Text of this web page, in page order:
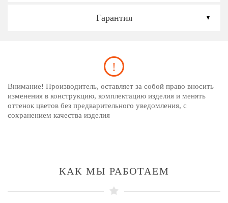
Гарантия
Внимание! Производитель, оставляет за собой право вносить
изменения в конструкцию, комплектацию изделия и менять
оттенок цветов без предварительного уведомления, с
сохранением качества изделия
КАК МЫ РАБОТАЕМ